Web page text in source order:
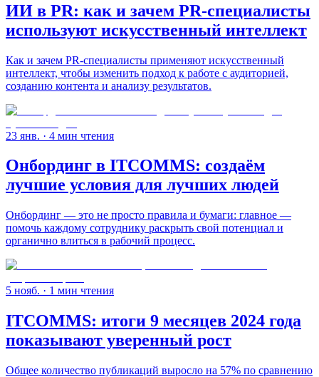
ИИ в PR: как и зачем PR-специалисты
используют искусственный интеллект
Как и зачем PR-специалисты применяют искусственный
интеллект, чтобы изменить подход к работе с аудиторией,
созданию контента и анализу результатов.
23 янв. · 4 мин чтения
Онбординг в ITCOMMS: создаём
лучшие условия для лучших людей
Онбординг — это не просто правила и бумаги: главное —
помочь каждому сотруднику раскрыть свой потенциал и
органично влиться в рабочий процесс.
5 нояб. · 1 мин чтения
ITCOMMS: итоги 9 месяцев 2024 года
показывают уверенный рост
Общее количество публикаций выросло на 57% по сравнению